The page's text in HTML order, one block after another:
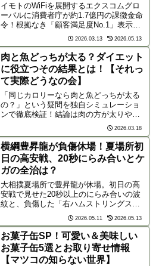
イモトのWiFiを展開するエクスコムグロ
ーバルに消費者庁が約1.7億円の課徴金命
令！根拠なき「顧客満足度No.1」表示は
何がいけなかったのか？外部調査会社の
責任を主張する同社に勝ち目はあるの
か、景品表示法の観点とネットの厳しい
声から徹底解説。
2026.03.13 2026.05.13
肉と魚どっちが太る？ダイエット
に役立つその結果とは！【それっ
て実際どうなの会】
「同じカロリーなら肉と魚どっちが太る
の？」という疑問を独自シミュレーショ
ンで徹底検証！結論は肉の方が太りやす
い!? ダイエット中の食材選びで重要な
「脂質の違い」や「痩せる魚の成分」を
分かりやすく解説。1ヶ月食べ続けた驚き
の結果も大公開！
2026.03.18
横綱豊昇龍が負傷休場！夏場所初
日の高安戦、20秒にらみ合いとケ
ガの全治は？
大相撲夏場所で豊昇龍が休場。初日の高
安戦で見せた20秒以上のにらみ合いの波
紋と、負傷した「右ハムストリングス損
傷」を詳しく解説。元横綱の厳しい指摘
やネットの反応、気になる復帰時期な
ど、今後の展望をまとめました。
2026.05.11 2026.05.13
お菓子缶SP！可愛い＆美味しい
お菓子缶5選とお取り寄せ情報
【マツコの知らない世界】